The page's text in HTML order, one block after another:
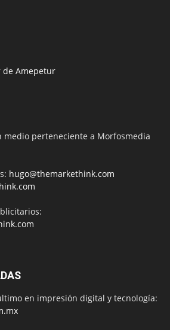
medio perteneciente a Morfosmedia
hugo@themarkethink.com
en impresión digital y tecnología: